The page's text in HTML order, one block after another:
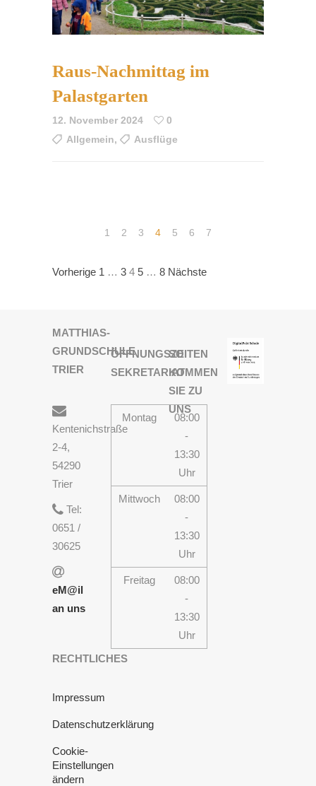
Raus-Nachmittag im
Palastgarten
12. November 2024
0
Allgemein, Ausflüge
1 2 3 4 5 6 7
Seitennummerierung
Beiträge
Vorherige 1 … 3 4 5 … 8 Nächste
MATTHIAS-
GRUNDSCHULE
TRIER
Kentenichstraße
2-4,
54290
Trier
Tel:
0651 /
30625
eM@il
an uns
RECHTLICHES
Impressum
Datenschutzerklärung
Cookie-
Einstellungen
ändern
ÖFFNUNGSZEITEN
SEKRETARIAT
Montag
08:00
-
13:30
Uhr
Mittwoch
08:00
-
13:30
Uhr
Freitag
08:00
-
13:30
Uhr
SO
KOMMEN
SIE ZU
UNS